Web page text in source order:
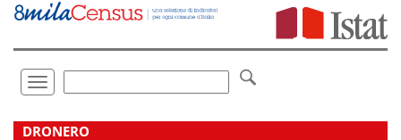
Vai
direttamente
Toggle
navigation
.
DRONERO